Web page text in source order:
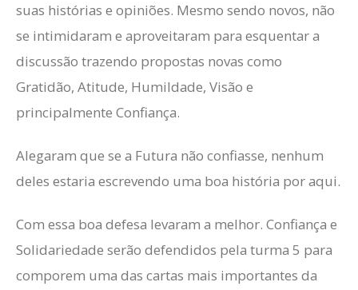
suas histórias e opiniões. Mesmo sendo novos, não
se intimidaram e aproveitaram para esquentar a
discussão trazendo propostas novas como
Gratidão, Atitude, Humildade, Visão e
principalmente Confiança.
Alegaram que se a Futura não confiasse, nenhum
deles estaria escrevendo uma boa história por aqui.
Com essa boa defesa levaram a melhor. Confiança e
Solidariedade serão defendidos pela turma 5 para
comporem uma das cartas mais importantes da